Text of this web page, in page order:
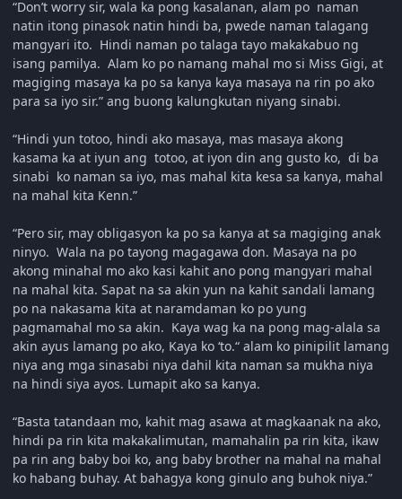
“Don’t worry sir, wala ka pong kasalanan, alam po naman
natin itong pinasok natin hindi ba, pwede naman talagang
mangyari ito. Hindi naman po talaga tayo makakabuo ng
isang pamilya. Alam ko po namang mahal mo si Miss Gigi, at
magiging masaya ka po sa kanya kaya masaya na rin po ako
para sa iyo sir.” ang buong kalungkutan niyang sinabi.
“Hindi yun totoo, hindi ako masaya, mas masaya akong
kasama ka at iyun ang totoo, at iyon din ang gusto ko, di ba
sinabi ko naman sa iyo, mas mahal kita kesa sa kanya, mahal
na mahal kita Kenn.”
“Pero sir, may obligasyon ka po sa kanya at sa magiging anak
ninyo. Wala na po tayong magagawa don. Masaya na po
akong minahal mo ako kasi kahit ano pong mangyari mahal
na mahal kita. Sapat na sa akin yun na kahit sandali lamang
po na nakasama kita at naramdaman ko po yung
pagmamahal mo sa akin. Kaya wag ka na pong mag-alala sa
akin ayus lamang po ako, Kaya ko ‘to.“ alam ko pinipilit lamang
niya ang mga sinasabi niya dahil kita naman sa mukha niya
na hindi siya ayos. Lumapit ako sa kanya.
“Basta tatandaan mo, kahit mag asawa at magkaanak na ako,
hindi pa rin kita makakalimutan, mamahalin pa rin kita, ikaw
pa rin ang baby boi ko, ang baby brother na mahal na mahal
ko habang buhay. At bahagya kong ginulo ang buhok niya.”